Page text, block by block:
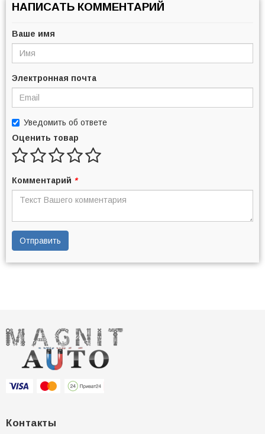
НАПИСАТЬ КОММЕНТАРИЙ
Ваше имя
Электронная почта
Уведомить об ответе
Оценить товар
Комментарий *
Отправить
Контакты